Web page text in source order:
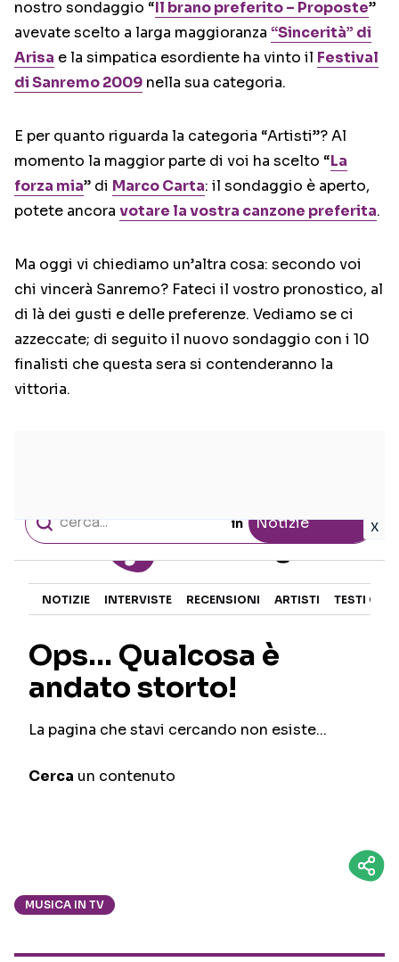
nostro sondaggio “Il brano preferito – Proposte”
avevate scelto a larga maggioranza “Sincerità” di
Arisa e la simpatica esordiente ha vinto il Festival
di Sanremo 2009 nella sua categoria.
E per quanto riguarda la categoria “Artisti”? Al
momento la maggior parte di voi ha scelto “La
forza mia” di Marco Carta: il sondaggio è aperto,
potete ancora votare la vostra canzone preferita.
Ma oggi vi chiediamo un’altra cosa: secondo voi
chi vincerà Sanremo? Fateci il vostro pronostico, al
di là dei gusti e delle preferenze. Vediamo se ci
azzeccate; di seguito il nuovo sondaggio con i 10
finalisti che questa sera si contenderanno la
vittoria.
MUSICA IN TV